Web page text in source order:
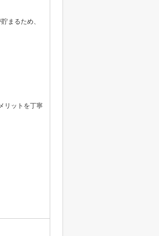
まるため、
リットを丁寧